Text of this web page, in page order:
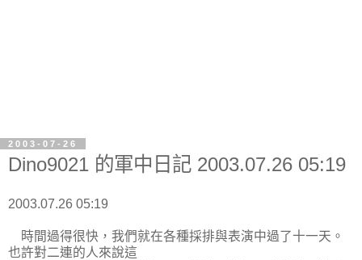
2003-07-26
Dino9021 的軍中日記 2003.07.26 05:19
2003.07.26 05:19
時間過得很快，我們就在各種採排與表演中過了十一天。
也許對二連的人來說這